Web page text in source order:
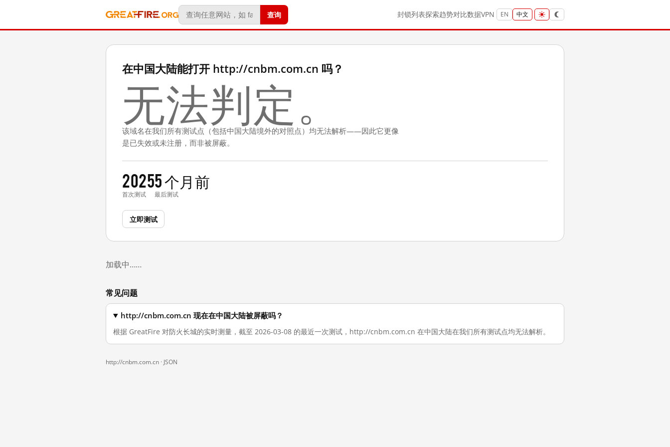
查询 封锁列表探索趋势对比数据VPN EN 中文
在中国大陆能打开 http://cnbm.com.cn 吗？
无法判定。
该域名在我们所有测试点（包括中国大陆境外的对照点）均无法解析——因此它更像
是已失效或未注册，而非被屏蔽。
2025
首次测试
5 个月前
最后测试
立即测试
加载中……
常见问题
http://cnbm.com.cn 现在在中国大陆被屏蔽吗？
根据 GreatFire 对防火长城的实时测量，截至 2026-03-08 的最近一次测试，http://cnbm.com.cn 在中国大陆在我们所有测试点均无法解析。
http://cnbm.com.cn · JSON